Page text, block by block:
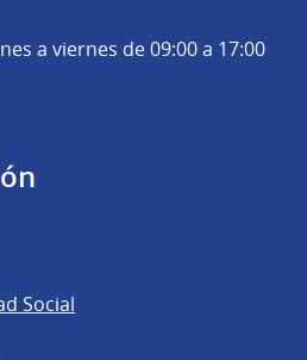
a viernes de 09:00 a 17:00
Social